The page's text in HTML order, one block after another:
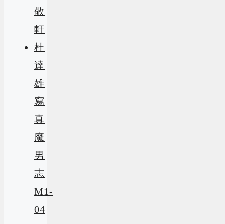
敬
軒
杜
達
雄
寫
真
魔
男
志
M1-
04